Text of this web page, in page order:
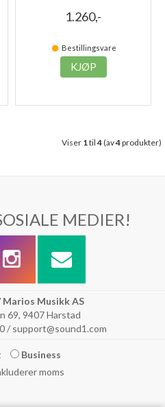
1.260,-
Bestillingsvare
KJØP
Viser 1til4(av4produkter)
MEDIER!
Marios Musikk AS
69, 9407 Harstad
/ support@sound1.com
Business
moms